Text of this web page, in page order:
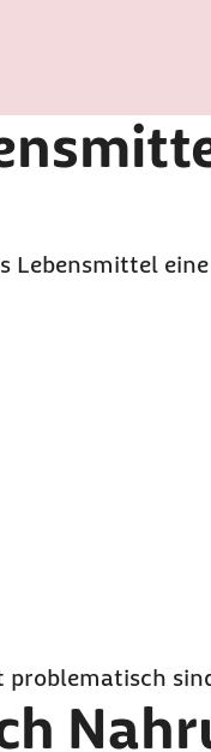
Lebensmittel
problematisch